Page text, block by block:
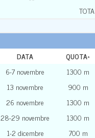
DATA QUOTA*
6-7 novembre
1300 m
13 novembre
900 m
26 novembre
1300 m
28-29 novembre
1300 m
1-2 dicembre
700 m